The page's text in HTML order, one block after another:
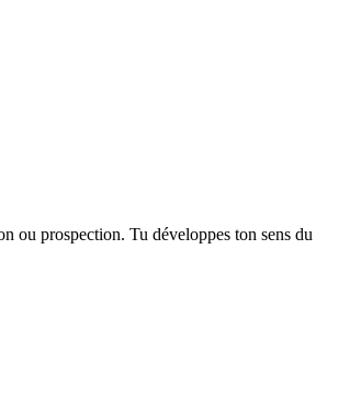
ou prospection. Tu développes ton sens du